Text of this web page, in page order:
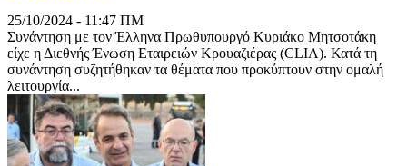
25/10/2024 - 11:47 ΠΜ
Συνάντηση με τον Έλληνα Πρωθυπουργό Κυριάκο Μητσοτάκη
είχε η Διεθνής Ένωση Εταιρειών Κρουαζιέρας (CLIA). Κατά τη
συνάντηση συζητήθηκαν τα θέματα που προκύπτουν στην ομαλή
λειτουργία...